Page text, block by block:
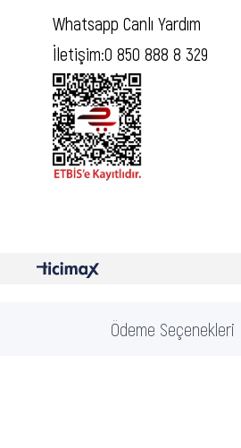
Whatsapp Canlı Yardım
İletişim:0 850 888 8 329
Ödeme Seçenekleri